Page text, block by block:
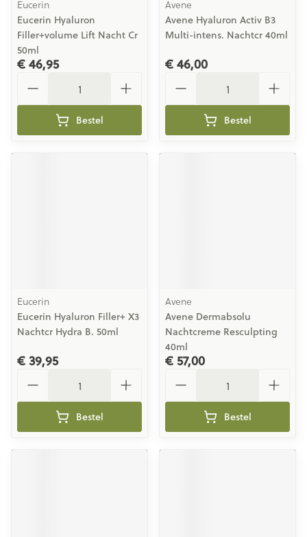
Eucerin
Eucerin Hyaluron
Filler+volume Lift Nacht Cr
50ml
€ 46,95
Bestel
Avene
Avene Hyaluron Activ B3
Multi-intens. Nachtcr 40ml
€ 46,00
Bestel
Eucerin
Eucerin Hyaluron Filler+ X3
Nachtcr Hydra B. 50ml
€ 39,95
Bestel
Avene
Avene Dermabsolu
Nachtcreme Resculpting
40ml
€ 57,00
Bestel